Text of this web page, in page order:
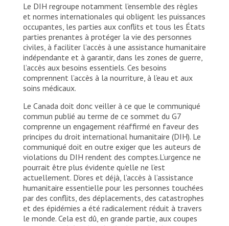
Le DIH regroupe notamment l’ensemble des règles
et normes internationales qui obligent les puissances
occupantes, les parties aux conflits et tous les États
parties prenantes à protéger la vie des personnes
civiles, à faciliter l’accès à une assistance humanitaire
indépendante et à garantir, dans les zones de guerre,
l’accès aux besoins essentiels. Ces besoins
comprennent l’accès à la nourriture, à l’eau et aux
soins médicaux.
Le Canada doit donc veiller à ce que le communiqué
commun publié au terme de ce sommet du G7
comprenne un engagement réaffirmé en faveur des
principes du droit international humanitaire (DIH). Le
communiqué doit en outre exiger que les auteurs de
violations du DIH rendent des comptes.L’urgence ne
pourrait être plus évidente qu’elle ne l’est
actuellement. D’ores et déjà, l’accès à l’assistance
humanitaire essentielle pour les personnes touchées
par des conflits, des déplacements, des catastrophes
et des épidémies a été radicalement réduit à travers
le monde. Cela est dû, en grande partie, aux coupes